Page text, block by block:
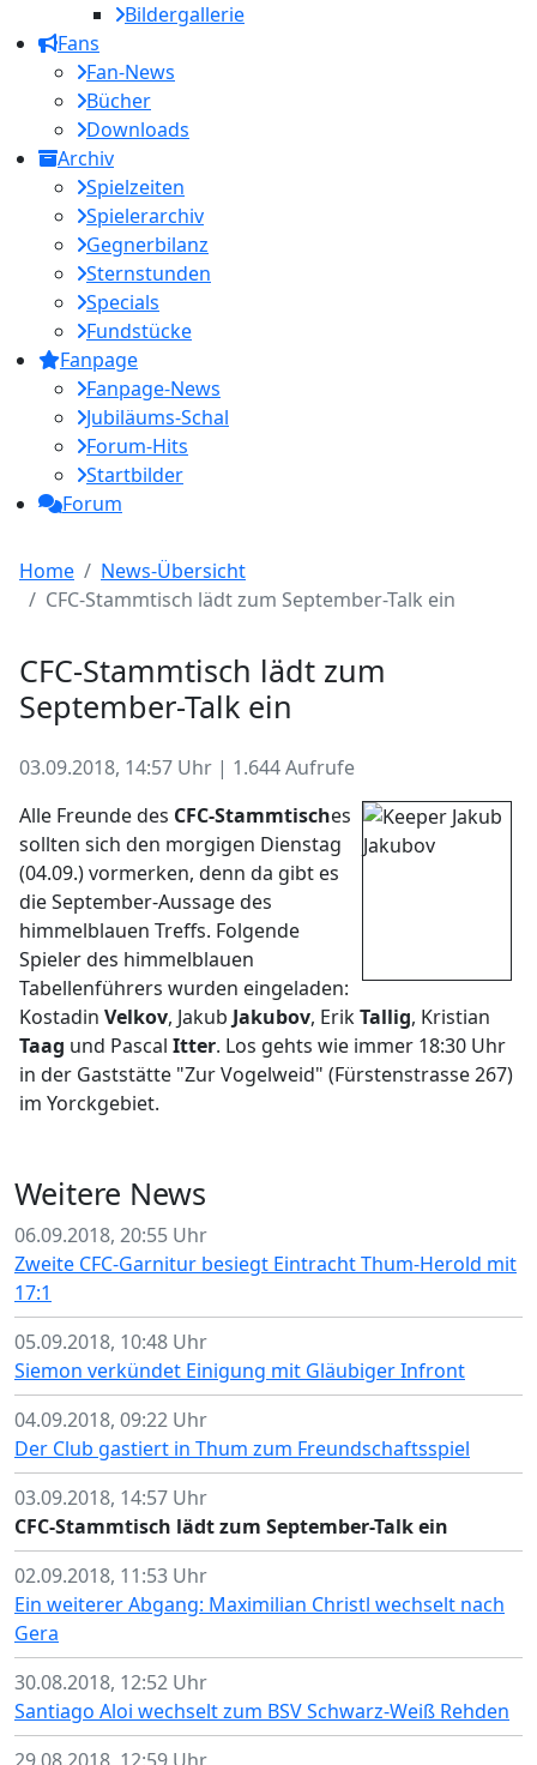
Bildergallerie
Fans
Fan-News
Bücher
Downloads
Archiv
Spielzeiten
Spielerarchiv
Gegnerbilanz
Sternstunden
Specials
Fundstücke
Fanpage
Fanpage-News
Jubiläums-Schal
Forum-Hits
Startbilder
Forum
Home
News-Übersicht
CFC-Stammtisch lädt zum September-Talk ein
CFC-Stammtisch lädt zum
September-Talk ein
03.09.2018, 14:57 Uhr | 1.644 Aufrufe
Alle Freunde des CFC-Stammtisches
sollten sich den morgigen Dienstag
(04.09.) vormerken, denn da gibt es
die September-Aussage des
himmelblauen Treffs. Folgende
Spieler des himmelblauen
Tabellenführers wurden eingeladen:
Kostadin Velkov, Jakub Jakubov, ErikTallig, Kristian
Taag und Pascal Itter. Los gehts wie immer 18:30 Uhr
in der Gaststätte "Zur Vogelweid" (Fürstenstrasse 267)
im Yorckgebiet.
Weitere News
06.09.2018, 20:55 Uhr
Zweite CFC-Garnitur besiegt Eintracht Thum-Herold mit
17:1
05.09.2018, 10:48 Uhr
Siemon verkündet Einigung mit Gläubiger Infront
04.09.2018, 09:22 Uhr
Der Club gastiert in Thum zum Freundschaftsspiel
03.09.2018, 14:57 Uhr
CFC-Stammtisch lädt zum September-Talk ein
02.09.2018, 11:53 Uhr
Ein weiterer Abgang: Maximilian Christl wechselt nach
Gera
30.08.2018, 12:52 Uhr
Santiago Aloi wechselt zum BSV Schwarz-Weiß Rehden